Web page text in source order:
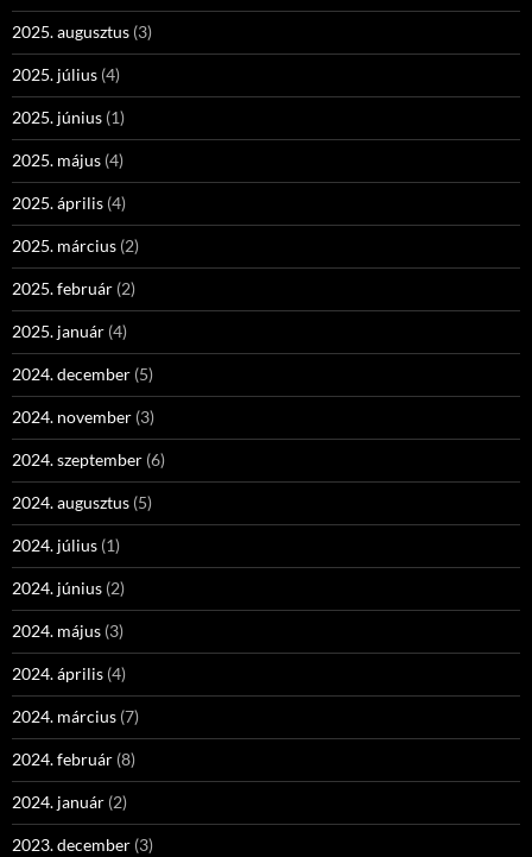
2025. augusztus (3)
2025. július (4)
2025. június (1)
2025. május (4)
2025. április (4)
2025. március (2)
2025. február (2)
2025. január (4)
2024. december (5)
2024. november (3)
2024. szeptember (6)
2024. augusztus (5)
2024. július (1)
2024. június (2)
2024. május (3)
2024. április (4)
2024. március (7)
2024. február (8)
2024. január (2)
2023. december (3)